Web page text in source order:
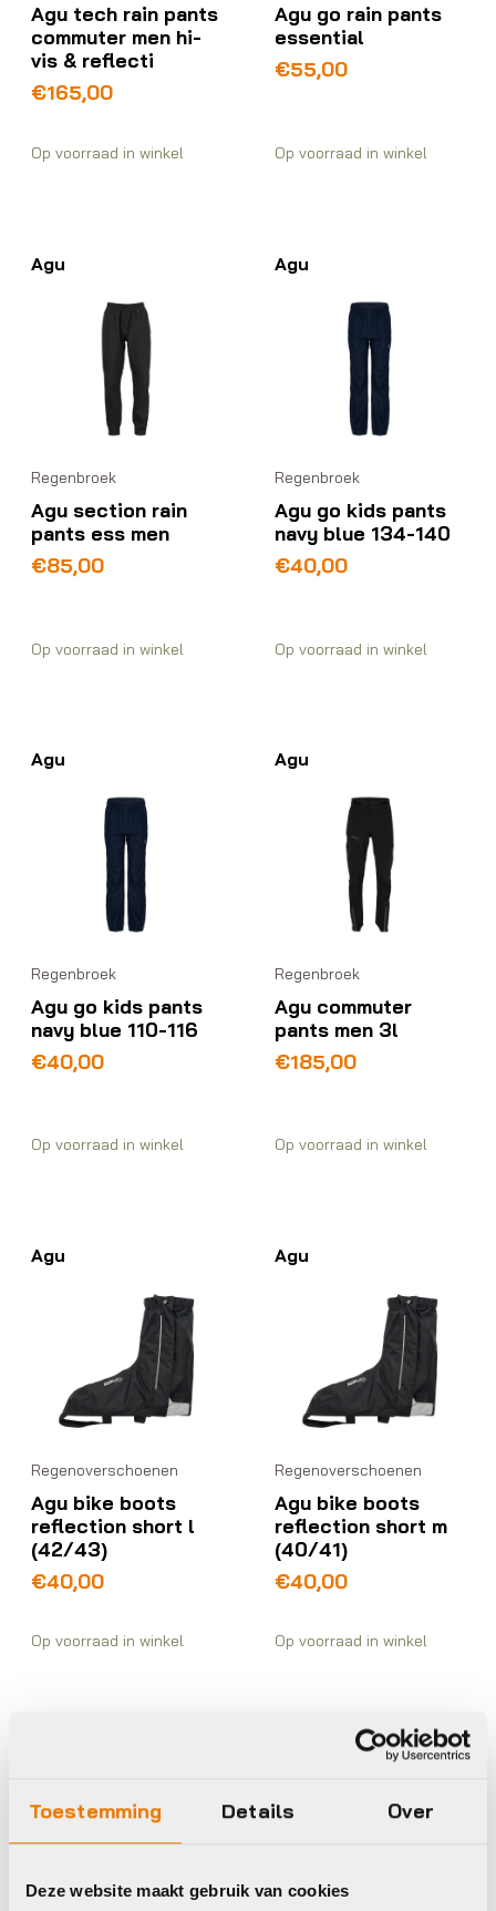
Toestemming Details Over
Deze website maakt gebruik van cookies
Agu tech rain pants
commuter men hi-
vis & reflecti
€165,00
Op voorraad in winkel
Agu go rain pants
essential
€55,00
Op voorraad in winkel
Agu
Regenbroek
Agu section rain
pants ess men
€85,00
Op voorraad in winkel
Agu
Regenbroek
Agu go kids pants
navy blue 134-140
€40,00
Op voorraad in winkel
Agu
Regenbroek
Agu go kids pants
navy blue 110-116
€40,00
Op voorraad in winkel
Agu
Regenbroek
Agu commuter
pants men 3l
€185,00
Op voorraad in winkel
Agu
Regenoverschoenen
Agu bike boots
reflection short l
(42/43)
€40,00
Op voorraad in winkel
Agu
Regenoverschoenen
Agu bike boots
reflection short m
(40/41)
€40,00
Op voorraad in winkel
Regenjas
Agu pocket jacket
mustard